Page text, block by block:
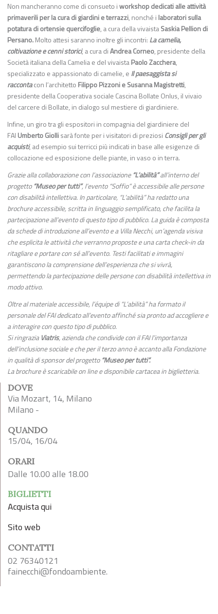
Non mancheranno come di consueto iworkshop dedicati alle attività
primaveriliper la cura di giardini e terrazzi, nonché i laboratori sulla
potatura di ortensie quercifoglie, a cura della vivaistaSaskia Pellion di
Persano.Molto attesi saranno inoltre gli incontri: La camelia,
coltivazione e cenni storici, a cura diAndrea Corneo, presidente della
Società italiana della Camelia e del vivaistaPaolo Zacchera,
specializzato e appassionato di camelie, e Il paesaggista si
raccontacon l’architetto Filippo Pizzoni e Susanna Magistretti,
presidente della Cooperativa sociale Cascina Bollate Onlus, il vivaio
del carcere di Bollate, in dialogo sul mestiere di giardiniere.
Infine, un giro tra gli espositori in compagnia del giardiniere del
FAI Umberto Giollisarà fonte per i visitatori di preziosi Consigli per gli
acquisti, ad esempio sui terricci più indicati in base alle esigenze di
collocazione ed esposizione delle piante, in vaso o in terra.
Grazie alla collaborazione con l’associazione“L’abilità”all’interno del
progetto“Museo per tutti”, l’evento “Soffio” è accessibile alle persone
con disabilità intellettiva. In particolare, “L’abilità” ha redatto una
brochure accessibile, scritta in linguaggio semplificato, che facilita la
partecipazione all’evento di questo tipo di pubblico. La guida è composta
da schede di introduzione all’evento e a Villa Necchi, un’agenda visiva
che esplicita le attività che verranno proposte e una carta check-in da
ritagliare e portare con sé all’evento. Testi facilitati e immagini
garantiscono la comprensione dell’esperienza che si vivrà,
permettendo la partecipazione delle persone con disabilità intellettiva in
modo attivo.
Oltre al materiale accessibile, l’équipe di “L’abilità” ha formato il
personale del FAI dedicato all’evento affinché sia pronto ad accogliere e
a interagire con questo tipo di pubblico.
Si ringraziaViatris, azienda che condivide con il FAI l’importanza
dell’inclusione sociale e che per il terzo anno è accanto alla Fondazione
in qualità di sponsor del progetto“Museo per tutti”.
La brochure è scaricabile on line e disponibile cartacea in biglietteria.
DOVE
Via Mozart, 14, Milano
Milano -
QUANDO
15/04, 16/04
ORARI
Dalle 10.00 alle 18.00
BIGLIETTI
Acquista qui
Sito web
CONTATTI
02 76340121
fainecchi@fondoambiente.